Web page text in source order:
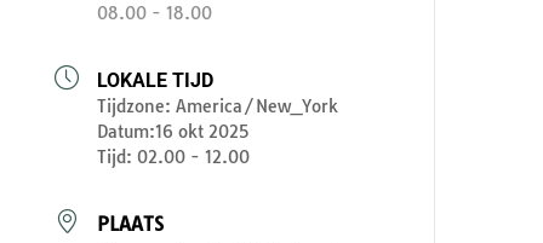
08.00 - 18.00
LOKALE TIJD
Tijdzone:America/New_York
Datum:16 okt 2025
Tijd:02.00 - 12.00
PLAATS